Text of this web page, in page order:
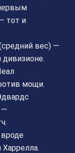
тот и
вес) —
мощи.
—